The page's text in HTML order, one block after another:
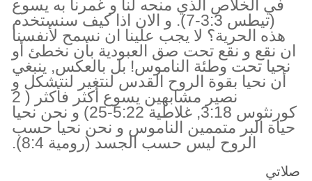
في الخلاص الذي منحه لنا و غمرنا به يسوع
(تيطس 3:3-7). و الان اذا كيف سنستخدم
هذه الحرية؟ لا يجب علينا ان نسمح لأنفسنا
ان نقع و نقع تحت صق العبودية بأن نخطئ أو
نحيا تحت وطئة الناموس! بل بالعكس, ينبغي
أن نحيا بقوة الروح القدس لنتغير لنتشكل و
نصير مشابهين يسوع أكثر فأكثر ( 2
كورنثوس 3:18, غلاطية 5:22-25) و نحن نحيا
حياة البر متممين الناموس و نحن نحيا حسب
الروح ليس حسب الجسد (رومية 8:4).
صلاتي